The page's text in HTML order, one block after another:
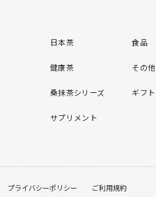
日本茶
健康茶
桑抹茶シリーズ
サプリメント
食品
その他
ギフト
プライバシーポリシー ご利用規約